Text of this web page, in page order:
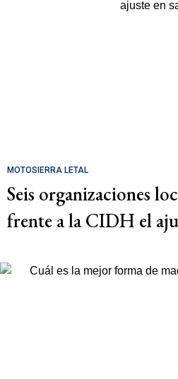
MOTOSIERRA LETAL
Seis organizaciones
frente a la CIDH el